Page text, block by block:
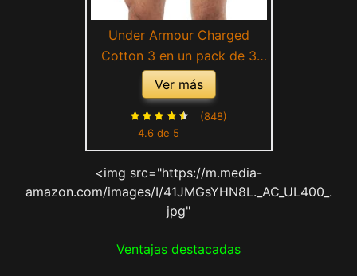
Under Armour Charged
Cotton 3 en un pack de 3
bóxers ajustados, hombre
Ver más
4.6 de 5
(848)
<img src="https://m.media-
amazon.com/images/I/41JMGsYHN8L._AC_UL400_.
jpg"
Ventajas destacadas